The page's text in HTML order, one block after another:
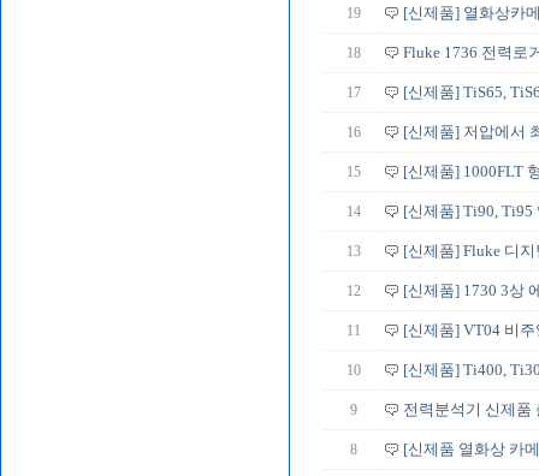
19 [신제품] 열화상카
18 Fluke 1736 전력로
17 [신제품] TiS65,
16 [신제품] 저압에서
15 [신제품] 1000FLT
14 [신제품] Ti90, Ti95
13 [신제품] Fluke 디
12 [신제품] 1730 3상
11 [신제품] VT04 비
10 [신제품] Ti400,
9 전력분석기 신제품
8 [신제품 열화상 카